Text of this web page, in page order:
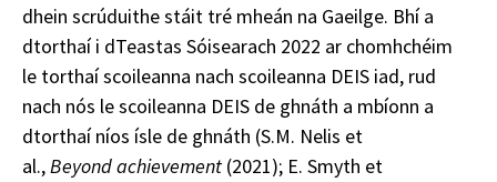
dhein scrúduithe stáit tré mheán na Gaeilge. Bhí a
dtorthaí i dTeastas Sóisearach 2022 ar chomhchéim
le torthaí scoileanna nach scoileanna DEIS iad, rud
nach nós le scoileanna DEIS de ghnáth a mbíonn a
dtorthaí níos ísle de ghnáth (S.M. Nelis et
al.,Beyond achievement (2021); E. Smyth et